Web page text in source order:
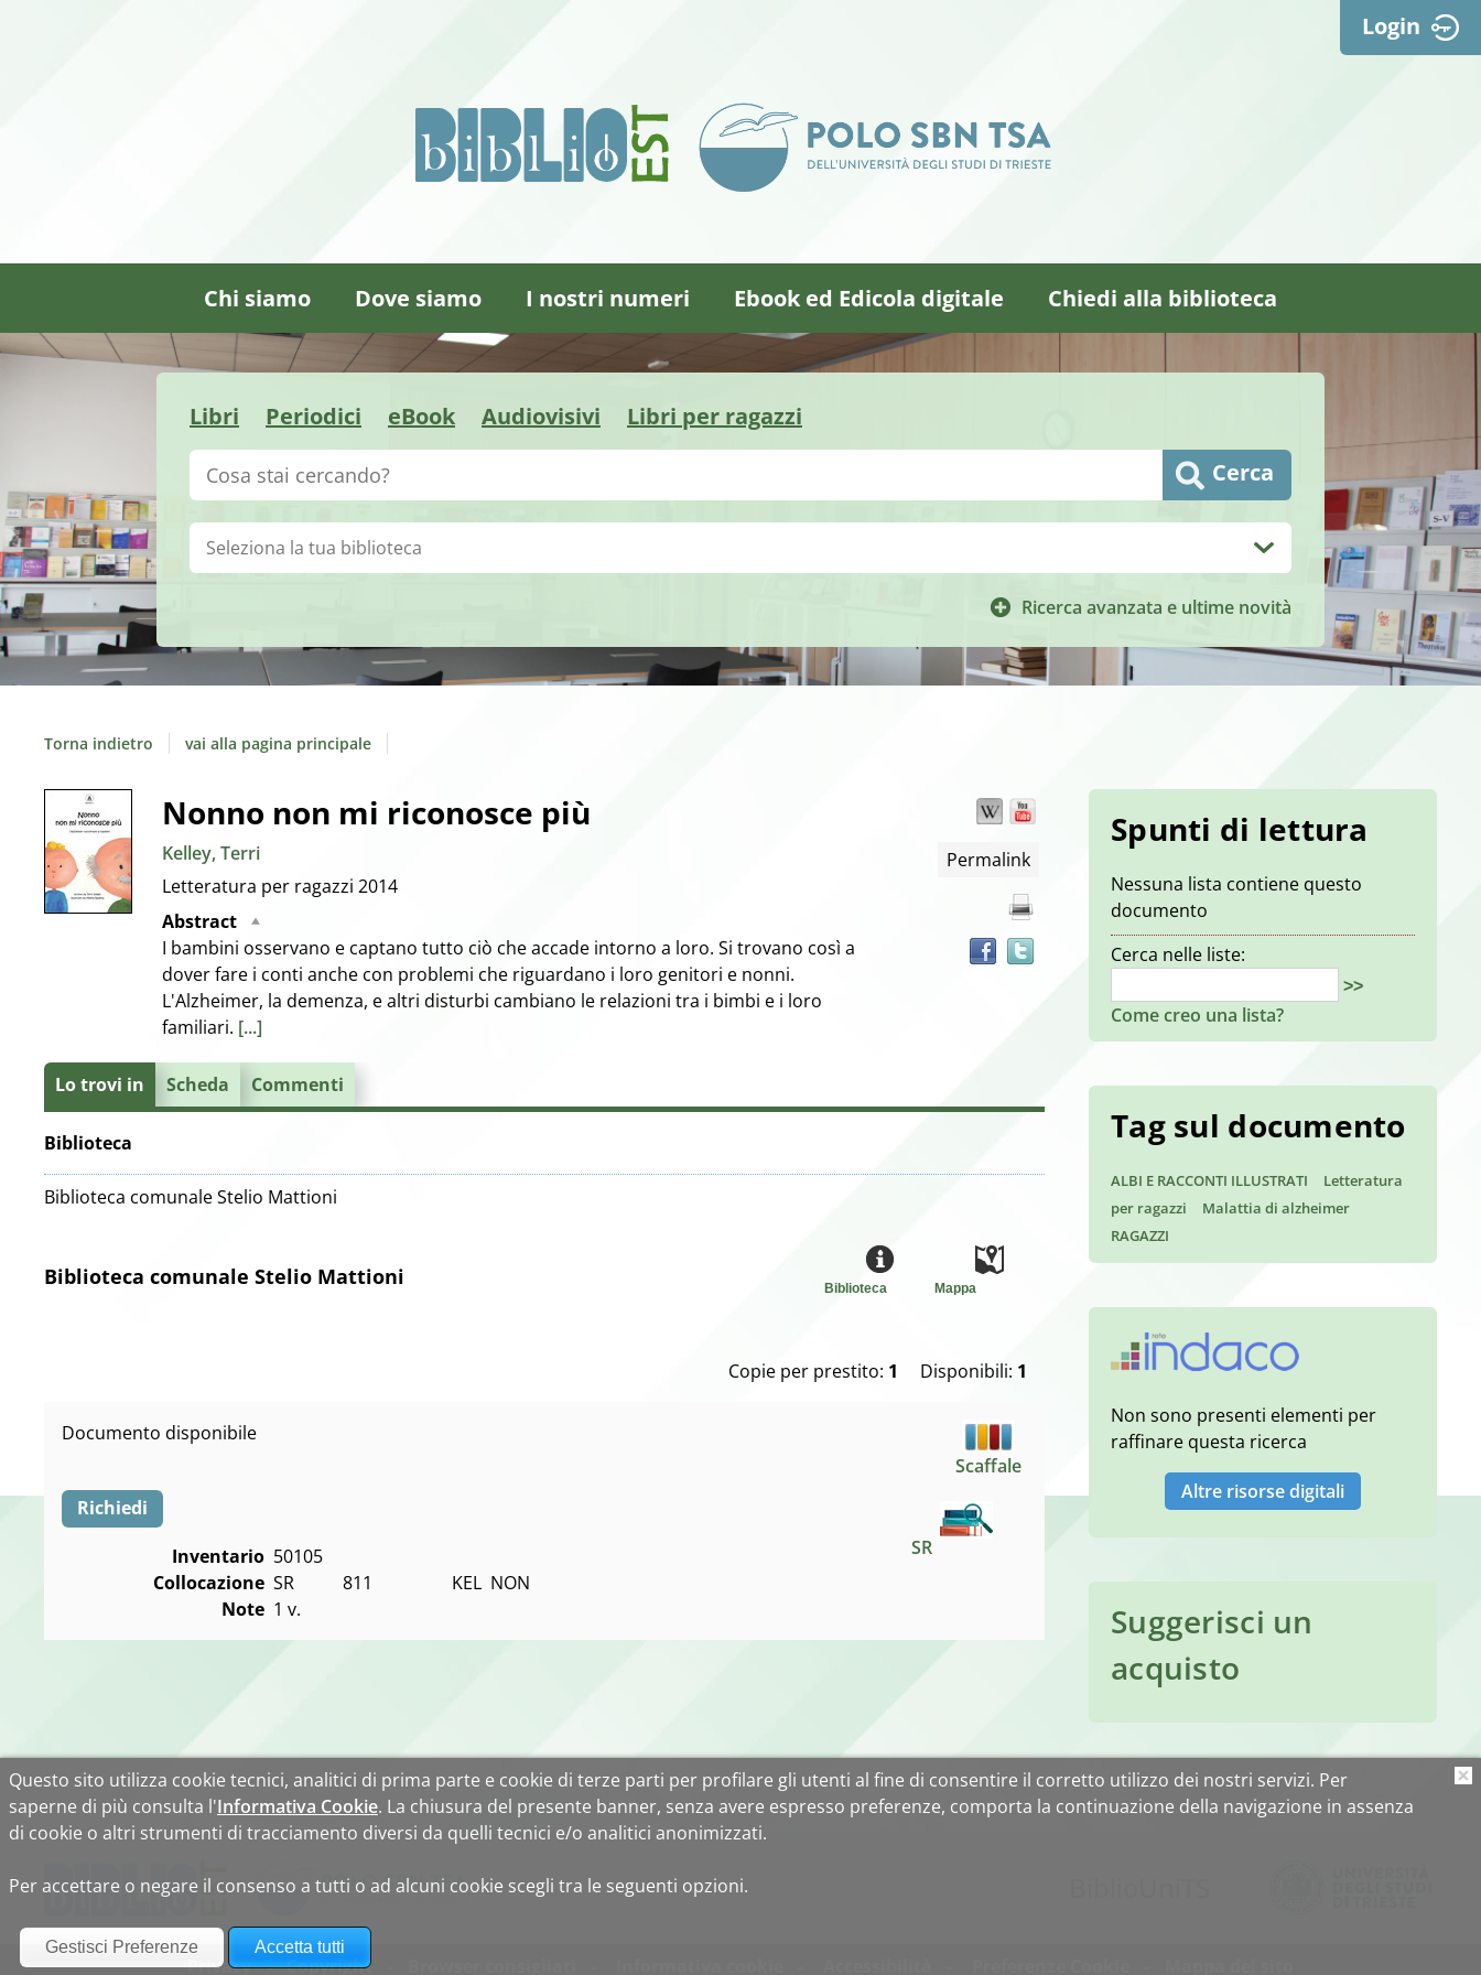
Login
Chi siamo Dove siamo I nostri numeri Ebook ed Edicola digitale Chiedi alla biblioteca
Libri Periodici eBook Audiovisivi Libri per ragazzi
Cerca su "Catalogo" Cerca
Ricerca avanzata e ultime novità
Biblioteca:
Torna indietro vai alla pagina principale
Dettaglio
del
documento
Wikipedia
Permalink
Nonno non mi riconosce più
Kelley, Terri
Letteratura per ragazzi 2014
Abstract
I bambini osservano e captano tutto ciò che accade intorno a loro. Si trovano così a
dover fare i conti anche con problemi che riguardano i loro genitori e nonni.
L'Alzheimer, la demenza, e altri disturbi cambiano le relazioni tra i bimbi e i loro
familiari. [...]
Lo trovi in Scheda Commenti
Biblioteca
Biblioteca comunale Stelio Mattioni
Biblioteca comunale Stelio Mattioni Mappa
Biblioteca
Copie per prestito: 1 Disponibili: 1
Documento disponibile
Richiedi
Inventario 50105
Collocazione SR           811                  KEL  NON
Note 1 v.
Scaffale
SR
Spunti di lettura
Nessuna lista contiene questo
documento
Cerca nelle liste:
>>
Come creo una lista?
Tag sul documento
ALBI E RACCONTI ILLUSTRATI
Letteratura
per ragazzi
Malattia di alzheimer
RAGAZZI
Non sono presenti elementi per
raffinare questa ricerca
Altre risorse digitali
Suggerisci un
acquisto
Privacy Copyright
Questo sito utilizza cookie tecnici, analitici di prima parte e cookie di terze parti per profilare gli utenti al fine di consentire il corretto utilizzo dei nostri servizi. Per
saperne di più consulta l'Informativa Cookie. La chiusura del presente banner, senza avere espresso preferenze, comporta la continuazione della navigazione in assenza
di cookie o altri strumenti di tracciamento diversi da quelli tecnici e/o analitici anonimizzati.
Per accettare o negare il consenso a tutti o ad alcuni cookie scegli tra le seguenti opzioni.